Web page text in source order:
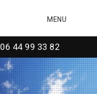
MENU
06 44 99 33 82